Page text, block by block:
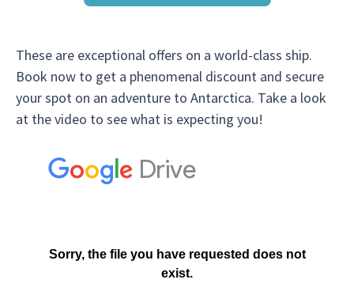
These are exceptional offers on a world-class ship.
Book now to get a phenomenal discount and secure
your spot on an adventure to Antarctica. Take a look
at the video to see what is expecting you!